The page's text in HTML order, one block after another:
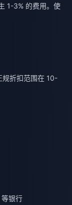
1-3% 的费用。使
规折扣范围在 10-
银行